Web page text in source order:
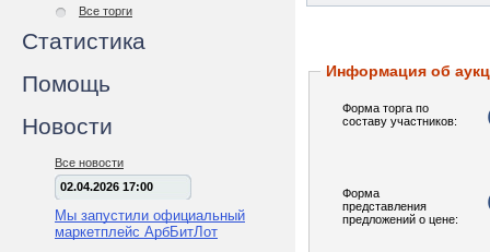
Все торги
Статистика
Помощь
Новости
Все новости
02.04.2026 17:00
Мы запустили официальный
маркетплейс АрбБитЛот
Информация об
Форма торга по
составу участников:
Форма
представления
предложений о цене: